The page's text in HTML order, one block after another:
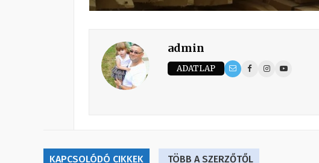
admin
ADATLAP
KAPCSOLÓDÓ CIKKEK TÖBB A SZERZŐTŐL